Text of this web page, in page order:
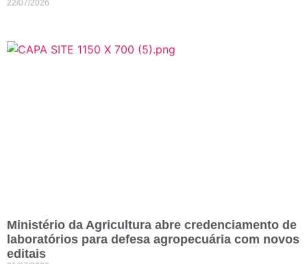
22/07/2026
Ministério da Agricultura abre credenciamento de
laboratórios para defesa agropecuária com novos
editais